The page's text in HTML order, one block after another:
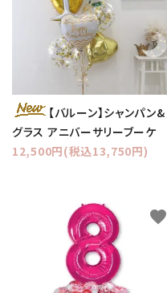
【バルーン】シャンパン&
グラス アニバーサリーブーケ
12,500円(税込13,750円)
favorite